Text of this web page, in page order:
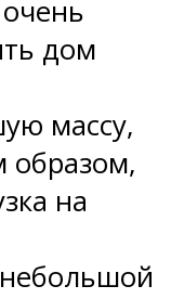
дом
массу,
образом,
на